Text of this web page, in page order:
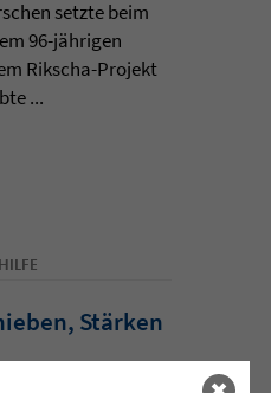
setzte beim
96-jährigen
Rikscha-Projekt
...
Stärken